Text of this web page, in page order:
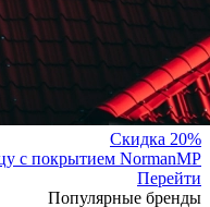
Скидка 20%
с покрытием NormanMP
Перейти
Популярные бренды